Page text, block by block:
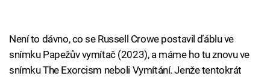
Sledujte nás
Není to dávno, co se Russell Crowe postavil ďáblu ve
snímku Papežův vymítač (2023), a máme ho tu znovu ve
snímku The Exorcism neboli Vymítání. Jenže tentokrát